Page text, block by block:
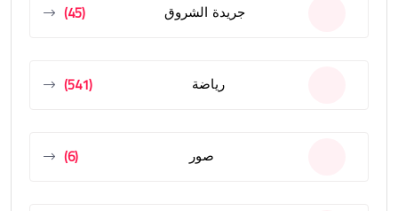
جريدة الشروق (45)
رياضة (541)
صور (6)